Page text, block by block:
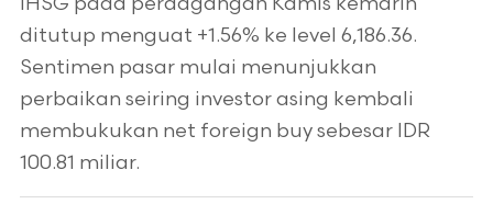
ditutup menguat +1.56% ke level 6,186.36.
Sentimen pasar mulai menunjukkan
perbaikan seiring investor asing kembali
membukukan net foreign buy sebesar IDR
100.81 miliar.